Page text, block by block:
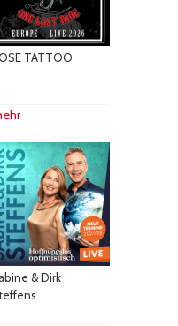
TATTOO
& Dirk